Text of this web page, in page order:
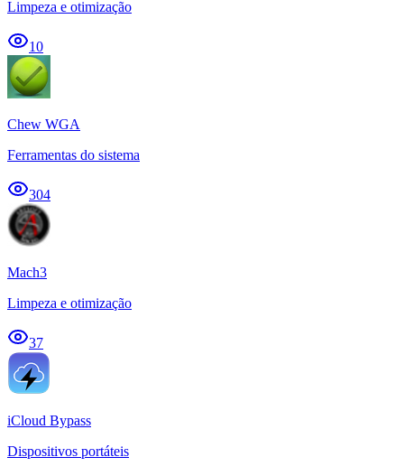
Limpeza e otimização
10
Chew WGA
Ferramentas do sistema
304
Mach3
Limpeza e otimização
37
iCloud Bypass
Dispositivos portáteis